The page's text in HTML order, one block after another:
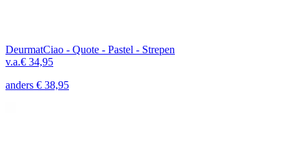
DeurmatCiao - Quote - Pastel - Strepen
v.a.€ 34,95
anders € 38,95